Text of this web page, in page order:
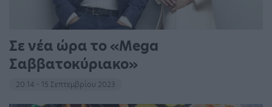
Σε νέα ώρα το «Mega
Σαββατοκύριακο»
20:14 - 15 Σεπτεμβρίου 2023